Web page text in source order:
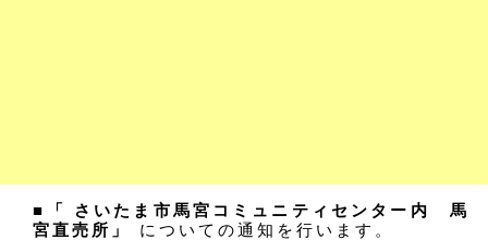
■「 さいたま市馬宮コミュニティセンター内 馬
宮直売所」 についての通知を行います。